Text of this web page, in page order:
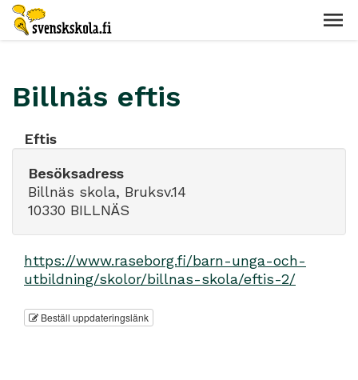
Billnäs eftis
Eftis
Besöksadress
Billnäs skola, Bruksv.14
10330 BILLNÄS
https://www.raseborg.fi/barn-unga-och-
utbildning/skolor/billnas-skola/eftis-2/
Beställ uppdateringslänk